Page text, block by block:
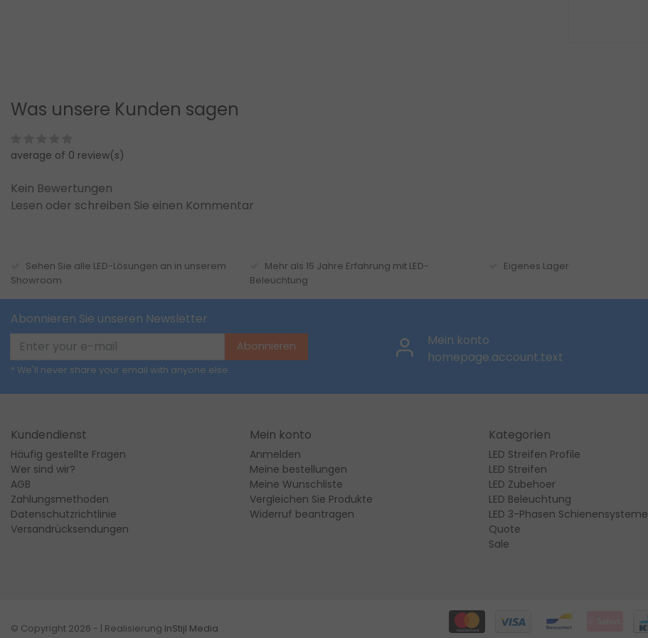
Was unsere Kunden sagen
average of 0 review(s)
Kein Bewertungen
Lesen oder schreiben Sie einen Kommentar
Sehen Sie alle LED-Lösungen an in unserem
Showroom
Mehr als 15 Jahre Erfahrung mit LED-
Beleuchtung
Eigenes Lager
Abonnieren Sie unseren Newsletter
Abonnieren
* We'll never share your email with anyone else.
Mein konto
homepage.account.text
Kundendienst
Häufig gestellte Fragen
Wer sind wir?
AGB
Zahlungsmethoden
Datenschutzrichtlinie
Versandrücksendungen
Mein konto
Anmelden
Meine bestellungen
Meine Wunschliste
Vergleichen Sie Produkte
Widerruf beantragen
Kategorien
LED Streifen Profile
LED Streifen
LED Zubehoer
LED Beleuchtung
LED 3-Phasen Schienensysteme
Quote
Sale
© Copyright 2026 - | Realisierung InStijl Media